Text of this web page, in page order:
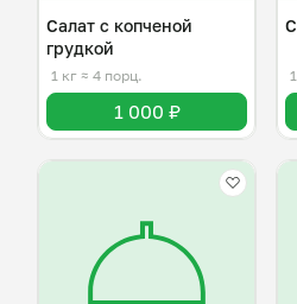
Салат с копченой
грудкой
1 кг ≈ 4 порц.
1 000 ₽